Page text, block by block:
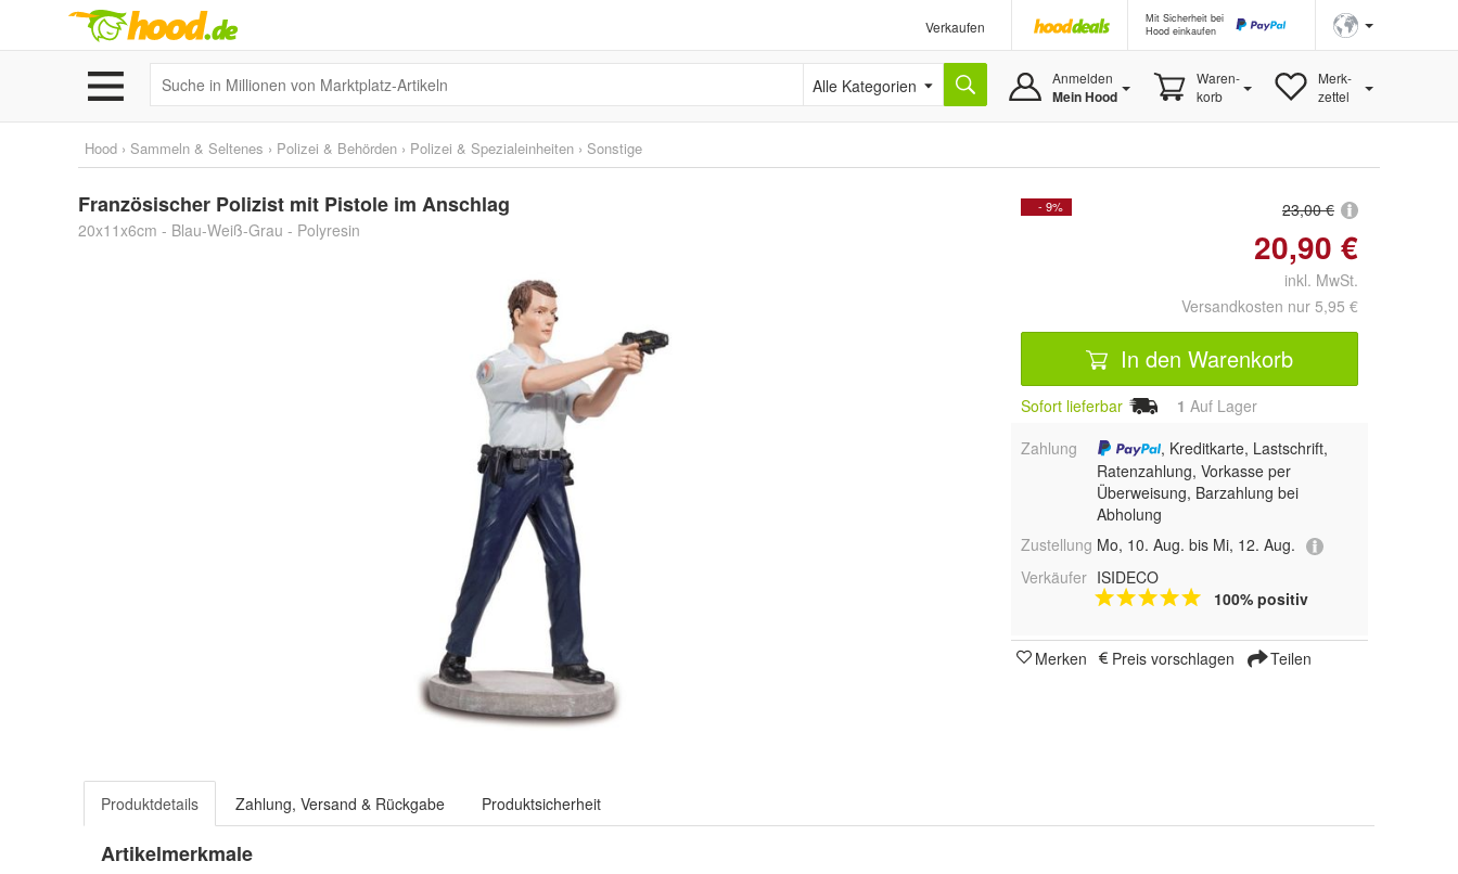
Verkaufen
Mit Sicherheit bei
Hood einkaufen
Alle Kategorien Anmelden
Mein Hood
Waren-
korb
Merk-
zettel
Hood › Sammeln & Seltenes › Polizei & Behörden › Polizei & Spezialeinheiten › Sonstige
Französischer Polizist mit Pistole im Anschlag
20x11x6cm - Blau-Weiß-Grau - Polyresin
- 9% 23,00 €
20,90 €
inkl. MwSt.
Versandkosten nur 5,95 €
In den Warenkorb
Sofort lieferbar 1 Auf Lager
Zahlung
, Kreditkarte, Lastschrift,
Ratenzahlung, Vorkasse per
Überweisung, Barzahlung bei
Abholung
Zustellung Mo, 10. Aug. bis Mi, 12. Aug.
Verkäufer ISIDECO
100% positiv
Merken Preis vorschlagen Teilen
Produktdetails Zahlung, Versand & Rückgabe Produktsicherheit
Artikelmerkmale